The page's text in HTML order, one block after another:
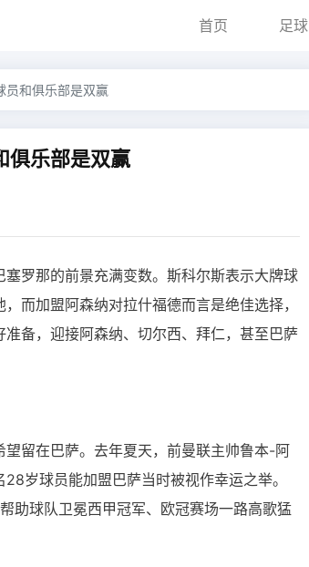
首页 足球
员和俱乐部是双赢
俱乐部是双赢
罗那的前景充满变数。斯科尔斯表示大牌球
而加盟阿森纳对拉什福德而言是绝佳选择，
备，迎接阿森纳、切尔西、拜仁，甚至巴萨
留在巴萨。去年夏天，前曼联主帅鲁本-阿
岁球员能加盟巴萨当时被视作幸运之举。
助球队卫冕西甲冠军、欧冠赛场一路高歌猛